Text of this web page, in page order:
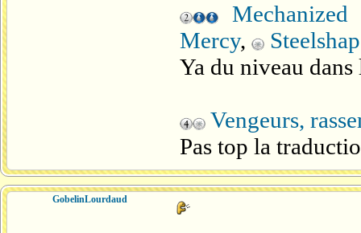
Mechanized
Mercy,
Ya du niveau
Vengeurs,
Pas top la
GobelinLourdaud